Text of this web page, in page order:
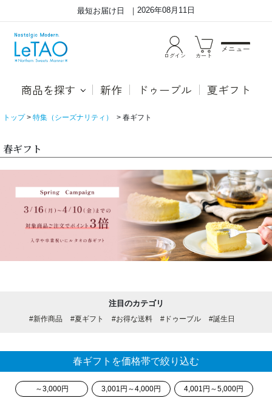
最短お届け日 2026年08月11日
ログイン カート
メニュー
商品を探す 新作 ドゥーブル 夏ギフト
トップ 特集（シーズナリティ） 春ギフト
春ギフト
注目のカテゴリ
#新作商品 #夏ギフト #お得な送料 #ドゥーブル #誕生日
春ギフトを価格帯で絞り込む
～3,000円 3,001円～4,000円 4,001円～5,000円